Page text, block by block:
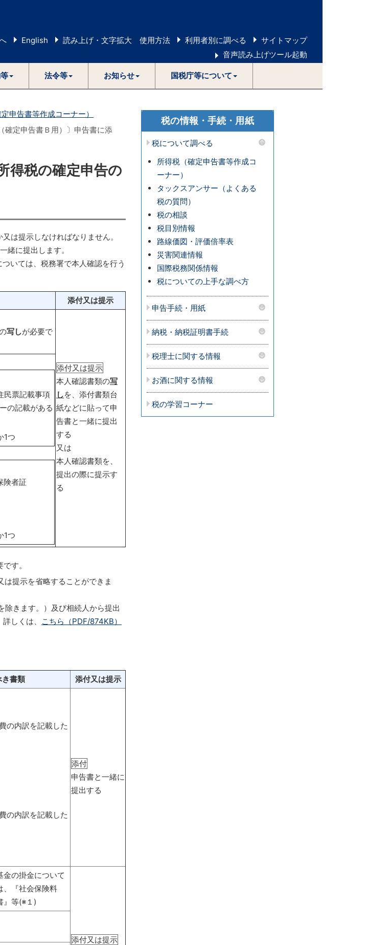
English 読み上げ・文字拡大 使用方法 利用者別に調べる
サイトマップ
音声読み上げツール起動
法令等 お知らせ 国税庁等について
申告書等作成コーナー）
確定申告書Ｂ用）〕申告書に添
得税の確定申告の
は提示しなければなりません。
緒に提出します。
いては、税務署で本人確認を行う
添付又は提示
写しが必要で
添付又は提示
本人確認書類の写
しを、添付書類台
紙などに貼って申
告書と一緒に提出
する
又は
本人確認書類を、
提出の際に提示す
る
民票記載事項
の記載がある
1つ
険者証
1つ
す。
提示を省略することができま
きます。）及び相続人から提出
しくは、
こちら（PDF/874KB）
き書類
添付又は提示
の内訳を記載した
添付
申告書と一緒に
提出する
の内訳を記載した
金の掛金について
、『社会保険料
』等(※１)
添付又は提示
税の情報・手続・用紙
税について調べる
所得税（確定申告書等作成コ
ーナー）
タックスアンサー（よくある
税の質問）
税の相談
税目別情報
路線価図・評価倍率表
災害関連情報
国際税務関係情報
税についての上手な調べ方
申告手続・用紙
納税・納税証明書手続
税理士に関する情報
お酒に関する情報
税の学習コーナー